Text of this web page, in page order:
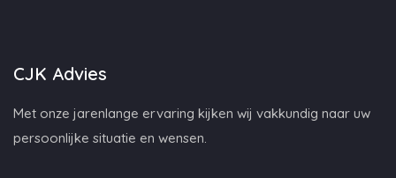
CJK Advies
Met onze jarenlange ervaring kijken wij vakkundig naar uw
persoonlijke situatie en wensen.